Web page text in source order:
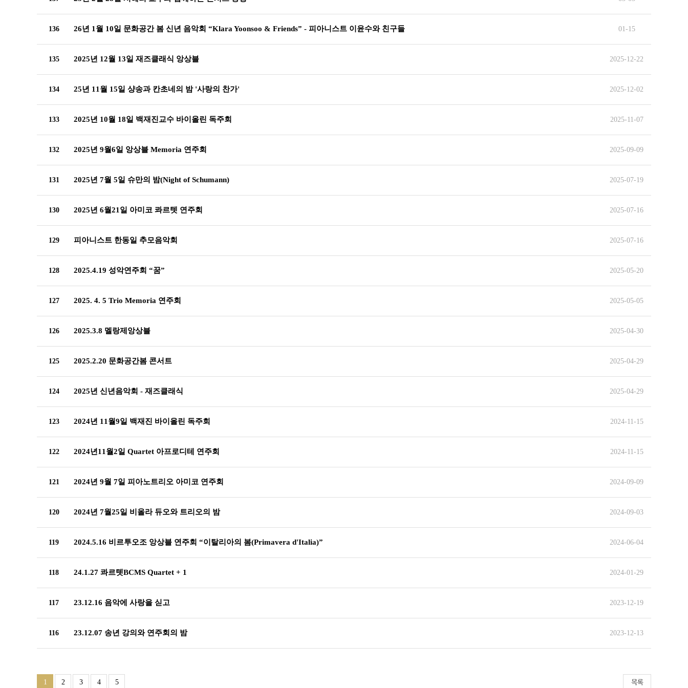
136 26년 1월 10일 문화공간 봄 신년 음악회 “Klara Yoonsoo & Friends” - 피아니스트 이윤수와 친구들 01-15
135 2025년 12월 13일 재즈클래식 앙상블 2025-12-22
134 25년 11월 15일 샹송과 칸초네의 밤 '사랑의 찬가' 2025-12-02
133 2025년 10월 18일 백재진교수 바이올린 독주회 2025-11-07
132 2025년 9월6일 앙상블 Memoria 연주회 2025-09-09
131 2025년 7월 5일 슈만의 밤(Night of Schumann) 2025-07-19
130 2025년 6월21일 아미코 콰르텟 연주회 2025-07-16
129 피아니스트 한동일 추모음악회 2025-07-16
128 2025.4.19 성악연주회 “꿈” 2025-05-20
127 2025. 4. 5 Trio Memoria 연주회 2025-05-05
126 2025.3.8 멜랑제앙상블 2025-04-30
125 2025.2.20 문화공간봄 콘서트 2025-04-29
124 2025년 신년음악회 - 재즈클래식 2025-04-29
123 2024년 11월9일 백재진 바이올린 독주회 2024-11-15
122 2024년11월2일 Quartet 아프로디테 연주회 2024-11-15
121 2024년 9월 7일 피아노트리오 아미코 연주회 2024-09-09
120 2024년 7월25일 비올라 듀오와 트리오의 밤 2024-09-03
119 2024.5.16 비르투오조 앙상블 연주회 “이탈리아의 봄(Primavera d'Italia)” 2024-06-04
118 24.1.27 콰르텟BCMS Quartet + 1 2024-01-29
117 23.12.16 음악에 사랑을 싣고 2023-12-19
116 23.12.07 송년 강의와 연주회의 밤 2023-12-13
1 2 3 4 5